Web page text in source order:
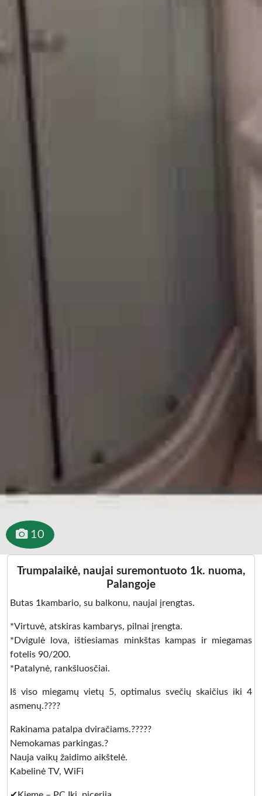
10
Trumpalaikė, naujai suremontuoto 1k. nuoma,
Palangoje
Butas 1kambario, su balkonu, naujai įrengtas.
*Virtuvė, atskiras kambarys, pilnai įrengta.
*Dvigulė lova, ištiesiamas minkštas kampas ir miegamas
fotelis 90/200.
*Patalynė, rankšluosčiai.
Iš viso miegamų vietų 5, optimalus svečių skaičius iki 4
asmenų.?‍?‍?‍?
Rakinama patalpa dviračiams.?????
Nemokamas parkingas.?
Nauja vaikų žaidimo aikštelė.
Kabelinė TV, WiFi